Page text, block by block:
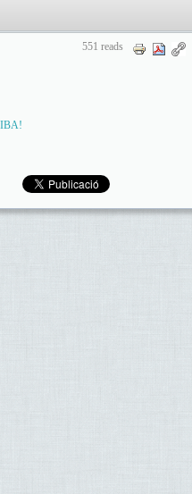
551 reads